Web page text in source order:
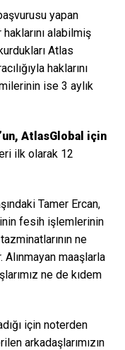
yapan
alabilmiş
Atlas
haklarını
ise 3 aylık
AtlasGlobal için
ilk olarak 12
Tamer Ercan,
fesih işlemlerinin
ne
maaşlarla
ne de kıdem
için noterden
arkadaşlarımızın